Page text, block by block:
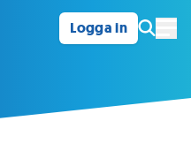
Logga in